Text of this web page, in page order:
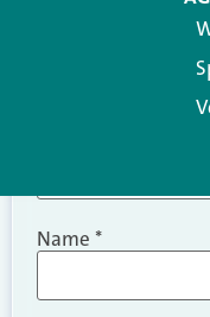
Name *